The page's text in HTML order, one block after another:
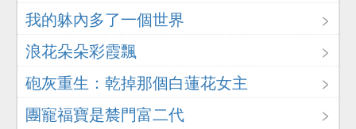
我的躰內多了一個世界
浪花朵朵彩霞飄
砲灰重生：乾掉那個白蓮花女主
團寵福寶是辳門富二代